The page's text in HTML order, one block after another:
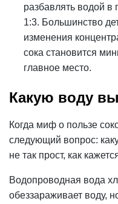
разбавлять водой в
1:3. Большинство
изменения
сока становится
главное место.
Какую воду
Когда миф о пользе
следующий вопрос:
не так прост, как
Водопроводная вода
обеззараживает воду,